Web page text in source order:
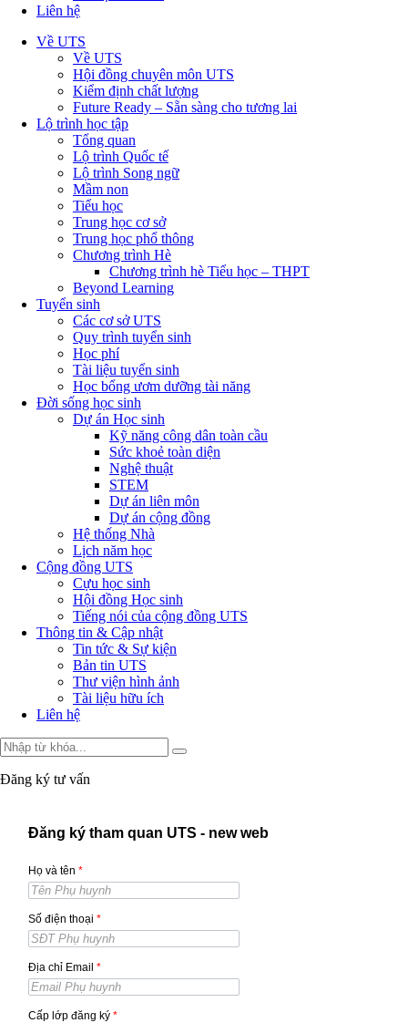
Liên hệ
Về UTS
Về UTS
Hội đồng chuyên môn UTS
Kiểm định chất lượng
Future Ready – Sẵn sàng cho tương lai
Lộ trình học tập
Tổng quan
Lộ trình Quốc tế
Lộ trình Song ngữ
Mầm non
Tiểu học
Trung học cơ sở
Trung học phổ thông
Chương trình Hè
Chương trình hè Tiểu học – THPT
Beyond Learning
Tuyển sinh
Các cơ sở UTS
Quy trình tuyển sinh
Học phí
Tài liệu tuyển sinh
Học bổng ươm dưỡng tài năng
Đời sống học sinh
Dự án Học sinh
Kỹ năng công dân toàn cầu
Sức khoẻ toàn diện
Nghệ thuật
STEM
Dự án liên môn
Dự án cộng đồng
Hệ thống Nhà
Lịch năm học
Cộng đồng UTS
Cựu học sinh
Hội đồng Học sinh
Tiếng nói của cộng đồng UTS
Thông tin & Cập nhật
Tin tức & Sự kiện
Bản tin UTS
Thư viện hình ảnh
Tài liệu hữu ích
Liên hệ
Đăng ký tư vấn
Đăng ký tham quan UTS - new web
Họ và tên *
Số điện thoại *
Địa chỉ Email *
Cấp lớp đăng ký *